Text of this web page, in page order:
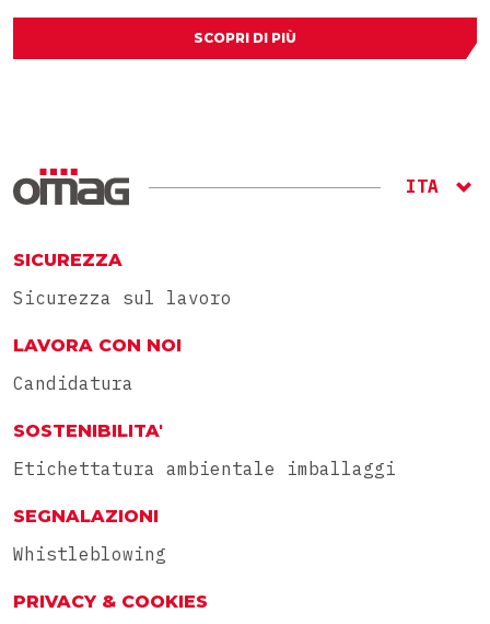
SCOPRI DI PIÙ
ITA
SICUREZZA
Sicurezza sul lavoro
LAVORA CON NOI
Candidatura
SOSTENIBILITA'
Etichettatura ambientale imballaggi
SEGNALAZIONI
Whistleblowing
PRIVACY & COOKIES